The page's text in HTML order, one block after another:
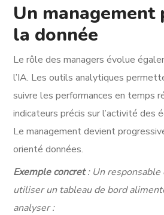
Un
la donnée
Le rôle des managers évolue
l’IA. Les outils analytiques
suivre les performances en temps
indicateurs précis sur l’activité des
Le management devient
orienté données.
Exemple concret: Un responsable
utiliser un tableau de bord
analyser :